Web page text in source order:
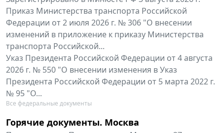
Приказ Министерства транспорта Российской
Федерации от 2 июля 2026 г. № 306 "О внесении
изменений в приложение к приказу Министерства
транспорта Российской...
Указ Президента Российской Федерации от 4 августа
2026 г. № 550 "О внесении изменения в Указ
Президента Российской Федерации от 5 марта 2022 г.
№ 95 "О...
Все федеральные документы
Горячие документы. Москва